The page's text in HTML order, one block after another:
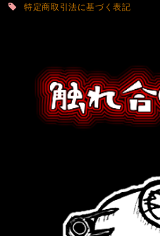
特定商取引法に基づく表記